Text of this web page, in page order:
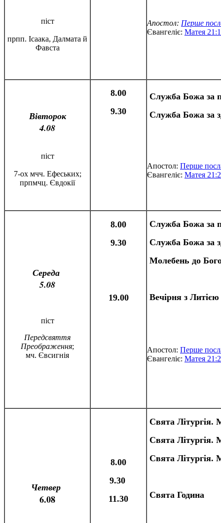
піст
прпп. Ісаака, Далмата й
Фавста
Апостол: Перше
Євангеліє: Матея
Вівторок
4.08
піст
7-ох мчч. Ефеських;
прпмчц. Євдокії
8.00
9.30
Служба Божа за
Служба Божа за
Апостол: Перше
Євангеліє: Матея
Середа
5.08
піст
Передсвяття
Преображення;
мч. Євсигнія
8.00
9.30
19.00
Служба Божа за
Служба Божа за
Молебень до
Вечірня з Литією
Апостол: Перше
Євангеліє: Матея
Четвер
6.08
8.00
9.30
11.30
Свята Літургія.
Свята Літургія.
Свята Літургія.
Свята Година